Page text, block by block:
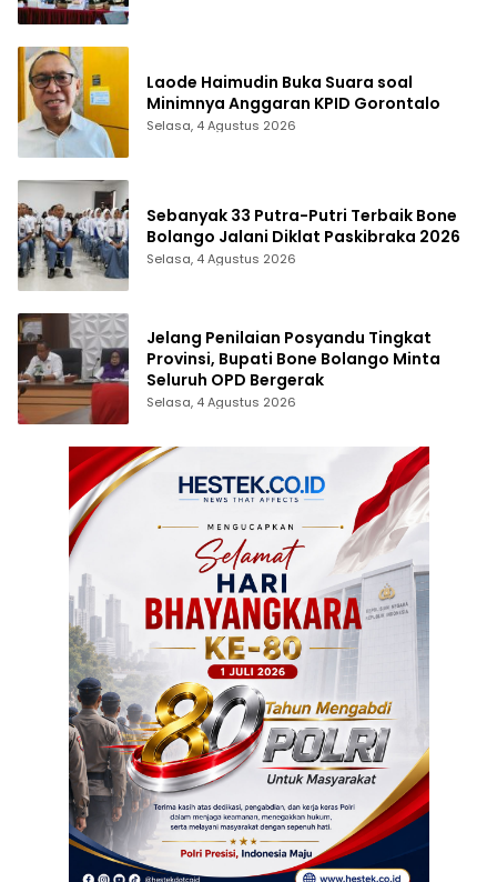
Laode Haimudin Buka Suara soal
Minimnya Anggaran KPID Gorontalo
Selasa, 4 Agustus 2026
Sebanyak 33 Putra-Putri Terbaik Bone
Bolango Jalani Diklat Paskibraka 2026
Selasa, 4 Agustus 2026
Jelang Penilaian Posyandu Tingkat
Provinsi, Bupati Bone Bolango Minta
Seluruh OPD Bergerak
Selasa, 4 Agustus 2026